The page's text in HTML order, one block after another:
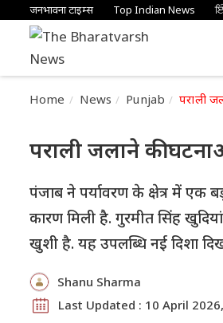
जनभावना टाइम्स Top Indian News
Home News Punjab पराली
पराली जलाने की
पंजाब ने पर्यावरण के क्षेत्र में एक
कारण मिली है. गुरमीत सिंह
खुशी है. यह उपलब्धि नई दिशा
Shanu Sharma
Last Updated : 10 April